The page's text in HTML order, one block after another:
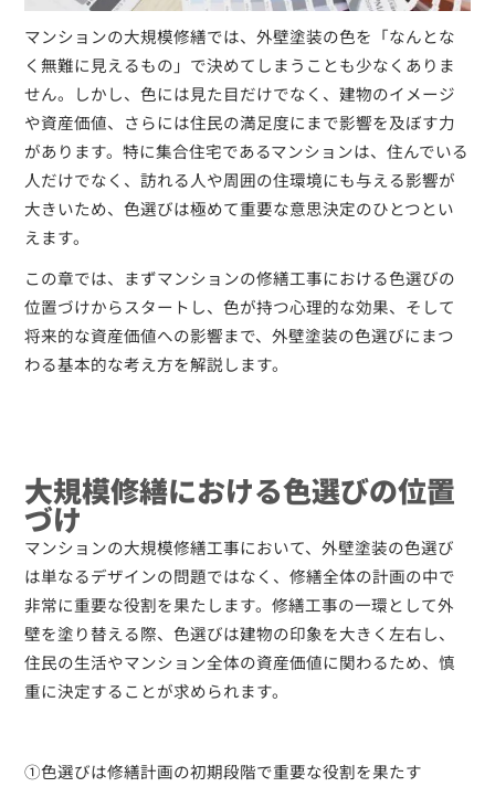
マンションの大規模修繕では、外壁塗装の色を「なんとな
く無難に見えるもの」で決めてしまうことも少なくありま
せん。しかし、色には見た目だけでなく、建物のイメージ
や資産価値、さらには住民の満足度にまで影響を及ぼす力
があります。特に集合住宅であるマンションは、住んでいる
人だけでなく、訪れる人や周囲の住環境にも与える影響が
大きいため、色選びは極めて重要な意思決定のひとつとい
えます。
この章では、まずマンションの修繕工事における色選びの
位置づけからスタートし、色が持つ心理的な効果、そして
将来的な資産価値への影響まで、外壁塗装の色選びにまつ
わる基本的な考え方を解説します。
大規模修繕における色選びの位置
づけ
マンションの大規模修繕工事において、外壁塗装の色選び
は単なるデザインの問題ではなく、修繕全体の計画の中で
非常に重要な役割を果たします。修繕工事の一環として外
壁を塗り替える際、色選びは建物の印象を大きく左右し、
住民の生活やマンション全体の資産価値に関わるため、慎
重に決定することが求められます。
①色選びは修繕計画の初期段階で重要な役割を果たす